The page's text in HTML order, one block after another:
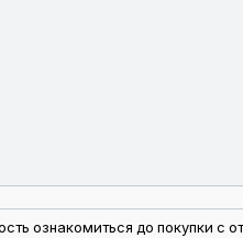
ознакомиться до покупки с